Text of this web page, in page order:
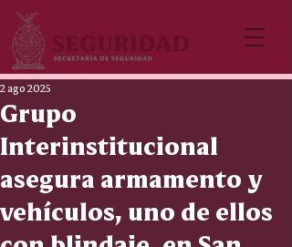
Grupo
Interinstitucional
asegura armamento y
vehículos, uno de ellos
2 ago 2025